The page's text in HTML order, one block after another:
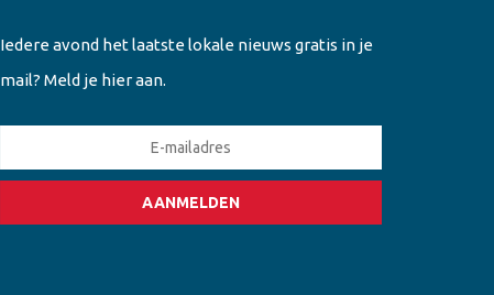
Iedere avond het laatste lokale nieuws gratis in je
mail? Meld je hier aan.